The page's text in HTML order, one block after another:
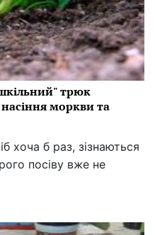
трюк
моркви та
хоча б раз, зізнаються
посіву вже не